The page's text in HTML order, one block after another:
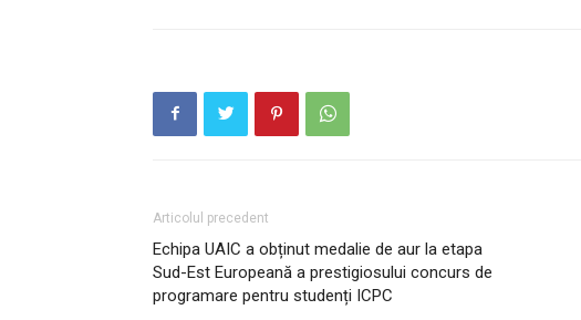
Articolul precedent
Echipa UAIC a obținut medalie de aur la etapa
Sud-Est Europeană a prestigiosului concurs de
programare pentru studenți ICPC